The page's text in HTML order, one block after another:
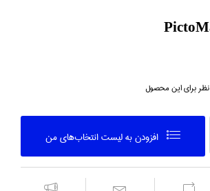
نظر برای این محصول
افزودن به ليست انتخاب‌هاي من